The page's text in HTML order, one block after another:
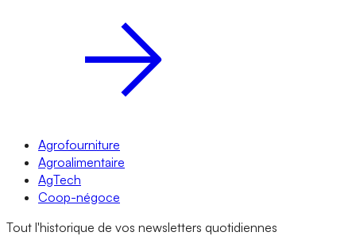
Agrofourniture
Agroalimentaire
AgTech
Coop-négoce
Tout l'historique de vos newsletters quotidiennes